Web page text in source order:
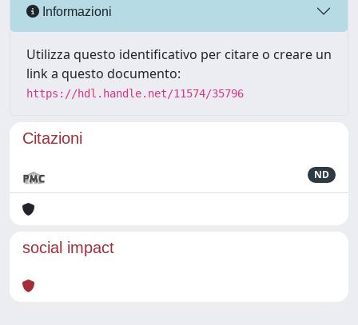
Informazioni
Utilizza questo identificativo per citare o creare un
link a questo documento:
https://hdl.handle.net/11574/35796
Citazioni
ND
social impact